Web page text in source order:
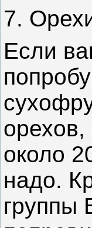
7.
Если
около
надо.
группы